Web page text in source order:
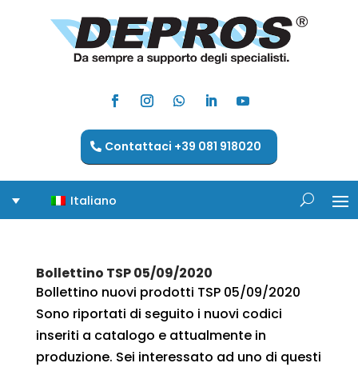
Contattaci +39 081 918020
Italiano
Bollettino TSP 05/09/2020
Bollettino nuovi prodotti TSP 05/09/2020
Sono riportati di seguito i nuovi codici
inseriti a catalogo e attualmente in
produzione. Sei interessato ad uno di questi